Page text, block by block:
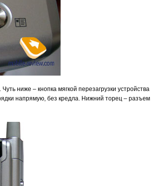
ниже – кнопка мягкой перезагрузки устройства
напрямую, без кредла. Нижний торец – разъем